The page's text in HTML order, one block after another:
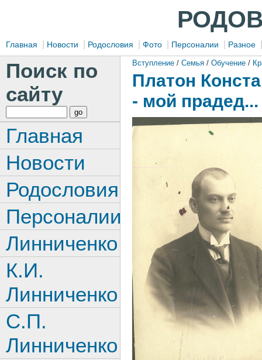
Главная Новости Родословия Фото Персоналии Разное
Вступление/Семья/ Обучение /
Платон
- мой прадед...
Поиск по
сайту
Главная
Новости
Родословия
Персоналии
Линниченко
К.И.
Линниченко
С.П.
Линниченко